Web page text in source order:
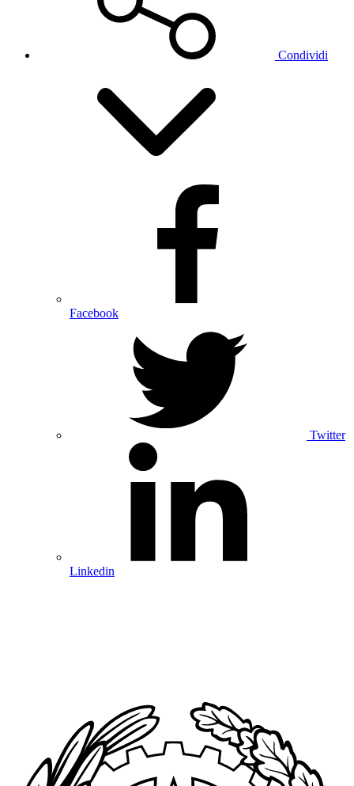
Condividi
Facebook
Twitter
Linkedin